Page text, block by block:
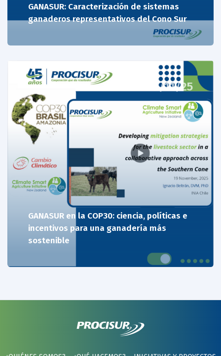
GANASUR: Caracterización de sistemas
ganaderos representativos del Cono Sur
20/11/25
GANASUR en la COP30: ciencia, políticas e
incentivos para una ganadería más
sostenible